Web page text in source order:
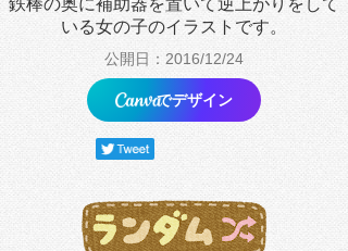
いる女の子のイラストです。
公開日：2016/12/24
でデザイン